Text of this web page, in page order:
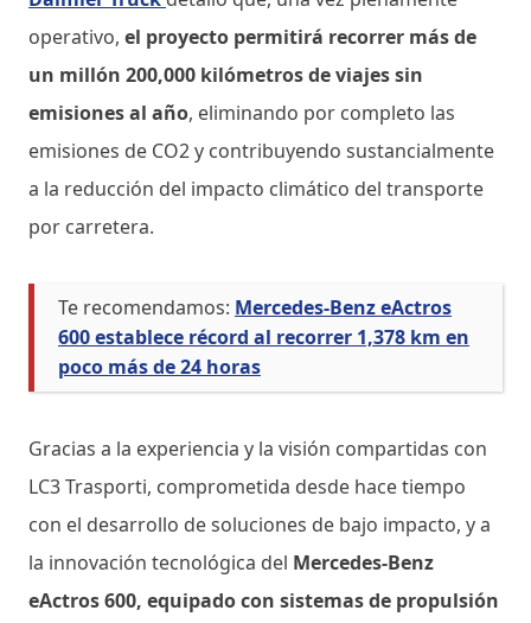
operativo, el proyecto permitirá recorrer más de
un millón 200,000 kilómetros de viajes sin
emisiones al año, eliminando por completo las
emisiones de CO2 y contribuyendo sustancialmente
a la reducción del impacto climático del transporte
por carretera.
Te recomendamos: Mercedes-Benz eActros
600 establece récord al recorrer 1,378 km en
poco más de 24 horas
Gracias a la experiencia y la visión compartidas con
LC3 Trasporti, comprometida desde hace tiempo
con el desarrollo de soluciones de bajo impacto, y a
la innovación tecnológica del Mercedes-Benz
eActros 600, equipado con sistemas de propulsión